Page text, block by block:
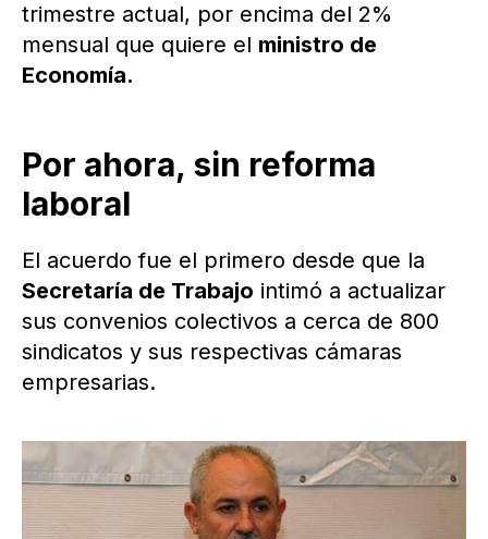
trimestre actual, por encima del 2%
mensual que quiere el ministro de
Economía.
Por ahora, sin reforma
laboral
El acuerdo fue el primero desde que la
Secretaría de Trabajo intimó a actualizar
sus convenios colectivos a cerca de 800
sindicatos y sus respectivas cámaras
empresarias.